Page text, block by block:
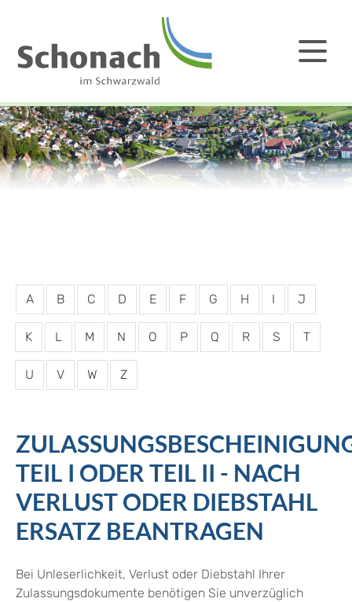
A B C D E F G H I J
K L M N O P Q R S T
U V W Z
TEIL I ODER TEIL II - NACH
VERLUST ODER DIEBSTAHL
ERSATZ BEANTRAGEN
Bei Unleserlichkeit, Verlust oder Diebstahl Ihrer
Zulassungsdokumente benötigen Sie unverzüglich